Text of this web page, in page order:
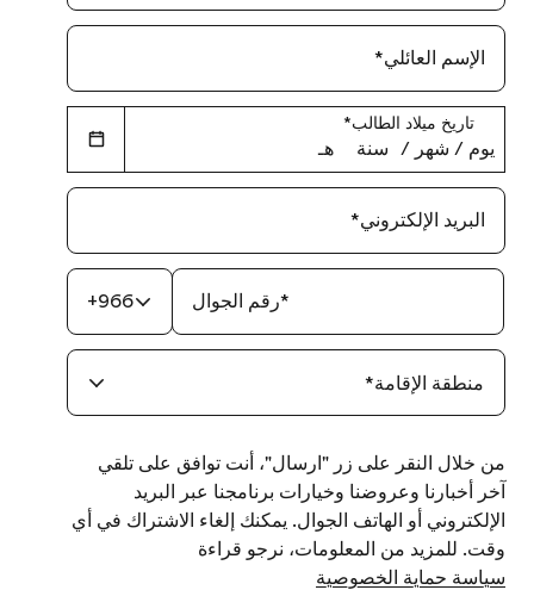
الإسم العائلي*
تاريخ ميلاد الطالب*
يوم ‏/ شهر ‏/ سنة هـ
البريد الإلكتروني*
+966 رقم الجوال*
منطقة الإقامة*
من خلال النقر على زر "ارسال"، أنت توافق على تلقي
آخر أخبارنا وعروضنا وخيارات برنامجنا عبر البريد
الإلكتروني أو الهاتف الجوال. يمكنك إلغاء الاشتراك في أي
وقت. للمزيد من المعلومات، نرجو قراءة
سياسة حماية الخصوصية